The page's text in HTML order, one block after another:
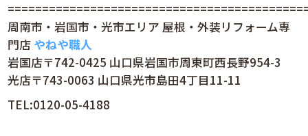
周南市・岩国市・光市エリア 屋根・外装リフォーム専
門店 やねや職人
岩国店〒742-0425 山口県岩国市周東町西長野954-3
光店〒743-0063 山口県光市島田4丁目11-11
TEL:0120-05-4188